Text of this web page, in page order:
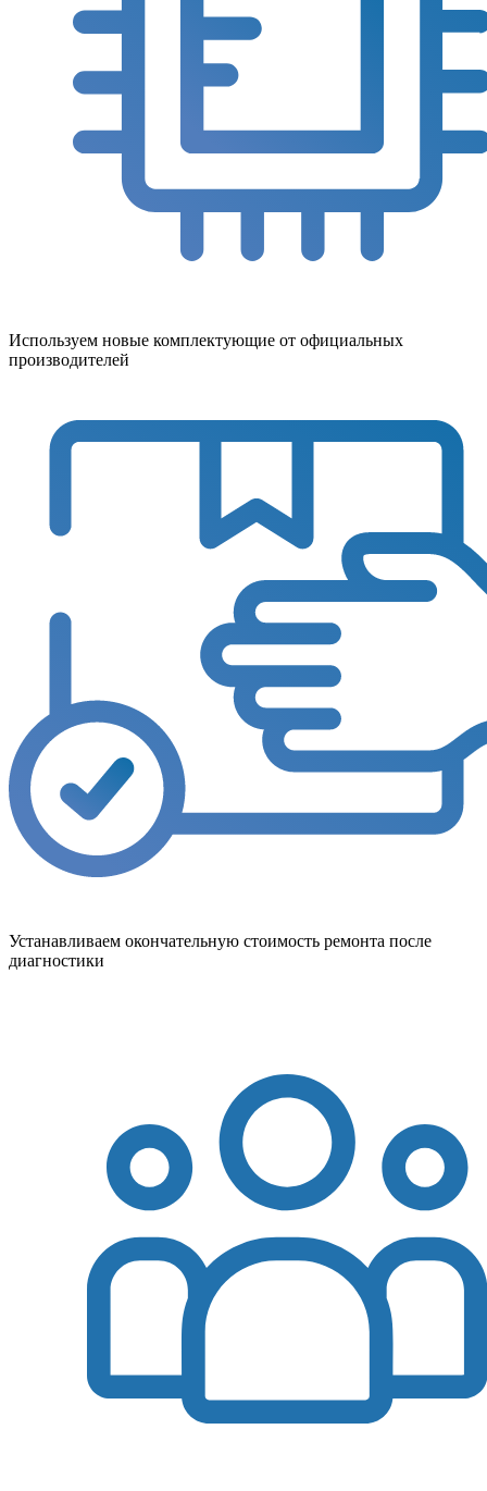
Используем новые комплектующие от официальных
производителей
Устанавливаем окончательную стоимость ремонта после
диагностики